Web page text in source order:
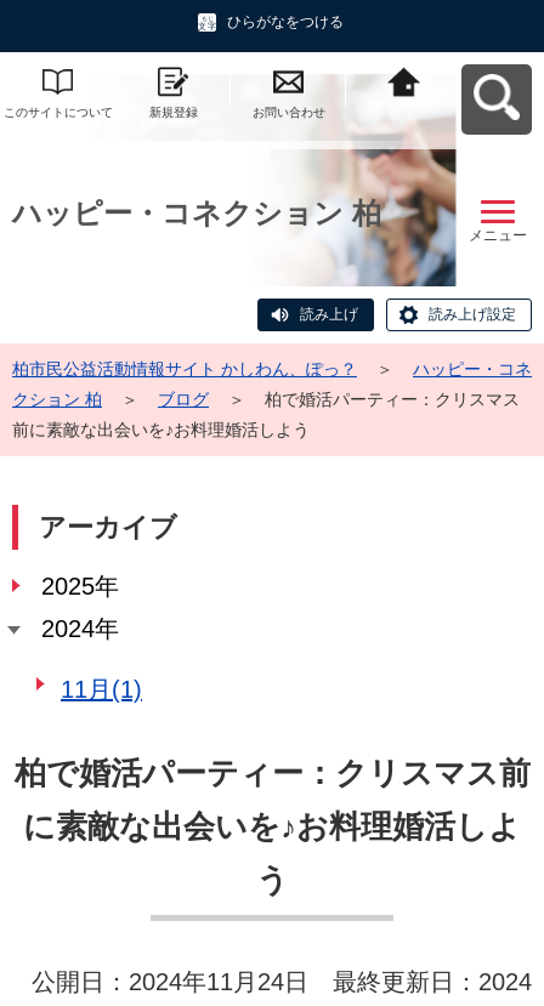
ひらがなをつける
このサイトについて 新規登録 お問い合わせ
ハッピー・コネクション 柏
メニュー
読み上げ 読み上げ設定
柏市民公益活動情報サイト かしわん、ぽっ？ ＞
ハッピー・コネ
クション 柏
＞ ブログ ＞
柏で婚活パーティー：クリスマス
前に素敵な出会いを♪お料理婚活しよう
柏で婚活パーティー：クリスマス前
に素敵な出会いを♪お料理婚活しよ
う
公開日：2024年11月24日 最終更新日：2024
アーカイブ
2025年
2024年
11月(1)